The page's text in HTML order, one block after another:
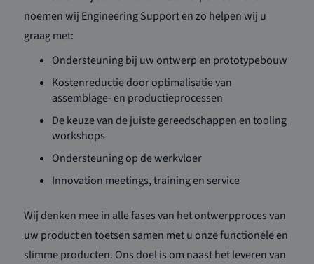
noemen wij Engineering Support en zo helpen wij u
graag met:
Ondersteuning bij uw ontwerp en prototypebouw
Kostenreductie door optimalisatie van
assemblage- en productieprocessen
De keuze van de juiste gereedschappen en tooling
workshops
Ondersteuning op de werkvloer
Innovation meetings, training en service
Wij denken mee in alle fases van het ontwerpproces van
uw product en toetsen samen met u onze functionele en
slimme producten. Ons doel is om naast het leveren van